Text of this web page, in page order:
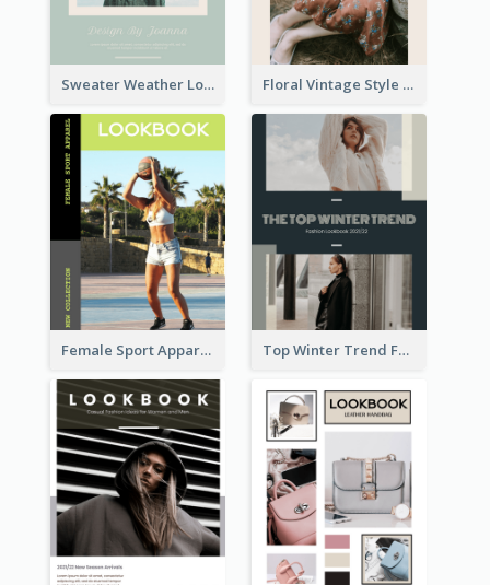
Sweater Weather Lookbook Floral Vintage Style Lookbook
Female Sport Apparel Lookbook Top Winter Trend Fashion Lookbook